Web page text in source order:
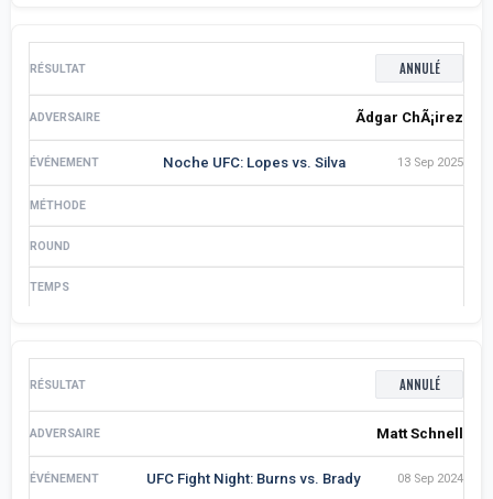
ANNULÉ
Ãdgar ChÃ¡irez
Noche UFC: Lopes vs. Silva 13 Sep 2025
ANNULÉ
Matt Schnell
UFC Fight Night: Burns vs. Brady 08 Sep 2024